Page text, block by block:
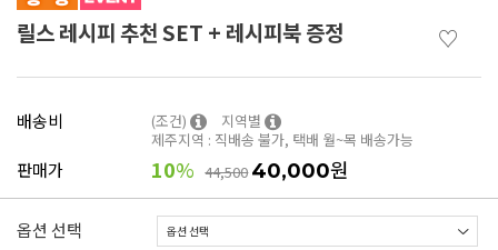
릴스 레시피 추천 SET + 레시피북 증정 ♡
배송비 (조건)
지역별
제주지역 : 직배송 불가, 택배 월~목 배송가능
판매가 10% 44,50040,000원
옵션 선택